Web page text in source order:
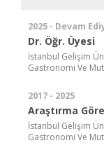
2025 - Devam
Dr. Öğr. Üyesi
İstanbul Gelişim
Gastronomi Ve
2017 - 2025
Araştırma
İstanbul Gelişim
Gastronomi Ve